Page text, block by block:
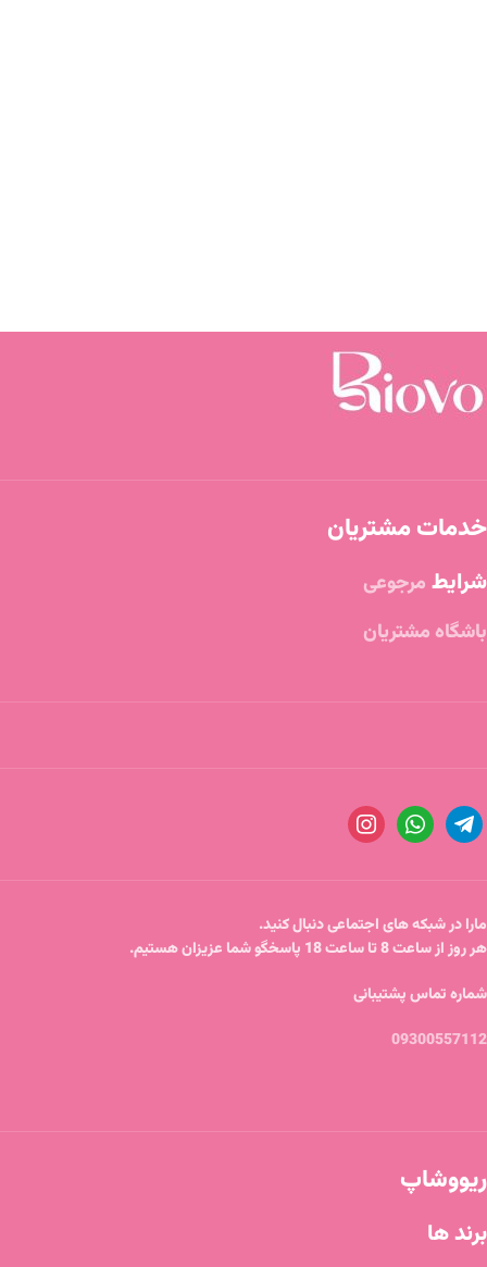
خدمات مشتریان
شرایط مرجوعی
باشگاه مشتریان
مارا در شبکه های اجتماعی دنبال کنید.
هر روز از ساعت 8 تا ساعت 18 پاسخگو شما عزیزان هستیم.
شماره تماس پشتیبانی
09300557112
ریووشاپ
برند ها